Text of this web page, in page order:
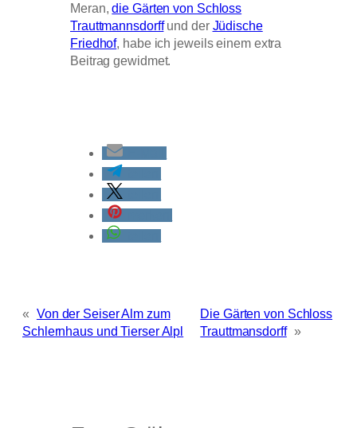
Meran,die Gärten von Schloss
Trauttmannsdorffund der Jüdische
Friedhof, habe ich jeweils einem extra
Beitrag gewidmet.
« Von der Seiser Alm zum
Schlernhaus und Tierser Alpl
Die Gärten von Schloss
Trauttmansdorff »